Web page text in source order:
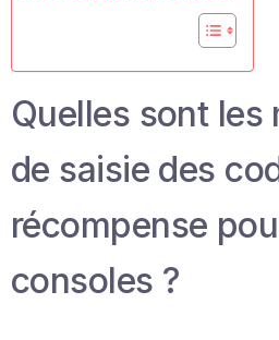
Quelles sont les
de saisie des
récompense
consoles ?